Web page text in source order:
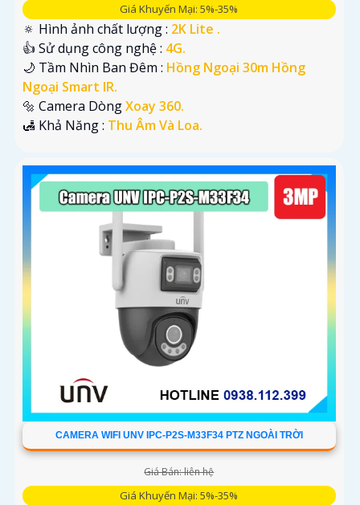
Giá Khuyến Mại: 5%-35%
🔅 Hình ảnh chất lượng : 2K Lite .
👍 Sử dụng công nghệ : 4G.
🌙 Tầm Nhìn Ban Đêm : Hồng Ngoại 30m Hồng
Ngoại Smart IR.
🔩 Camera DòngXoay 360.
️🛃 Khả Năng : Thu Âm Và Loa.
CAMERA WIFI UNV IPC-P2S-M33F34 PTZ NGOÀI TRỜI
Giá Bán: liên hệ
Giá Khuyến Mại: 5%-35%